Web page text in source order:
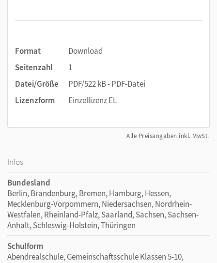
Format
Download
Seitenzahl
1
Datei/Größe
PDF/522 kB - PDF-Datei
Lizenzform
Einzellizenz EL
Alle Preisangaben inkl. MwSt.
Infos
Bundesland
Berlin, Brandenburg, Bremen, Hamburg, Hessen,
Mecklenburg-Vorpommern, Niedersachsen, Nordrhein-
Westfalen, Rheinland-Pfalz, Saarland, Sachsen, Sachsen-
Anhalt, Schleswig-Holstein, Thüringen
Schulform
Abendrealschule, Gemeinschaftsschule Klassen 5-10,